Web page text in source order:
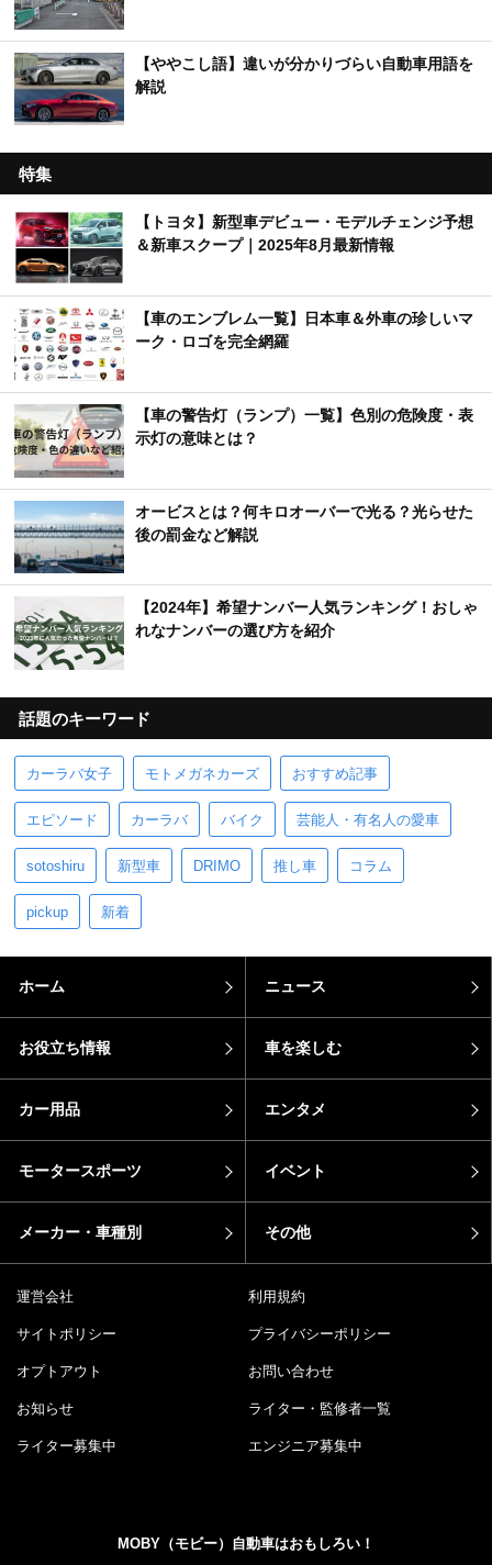
【ややこし語】違いが分かりづらい自動車用語を
解説
特集
【トヨタ】新型車デビュー・モデルチェンジ予想
＆新車スクープ｜2025年8月最新情報
【車のエンブレム一覧】日本車＆外車の珍しいマ
ーク・ロゴを完全網羅
【車の警告灯（ランプ）一覧】色別の危険度・表
示灯の意味とは？
オービスとは？何キロオーバーで光る？光らせた
後の罰金など解説
【2024年】希望ナンバー人気ランキング！おしゃ
れなナンバーの選び方を紹介
話題のキーワード
カーラバ女子 モトメガネカーズ おすすめ記事
エピソード カーラバ バイク 芸能人・有名人の愛車
sotoshiru 新型車 DRIMO 推し車 コラム
pickup 新着
ホーム ニュース
お役立ち情報 車を楽しむ
カー用品 エンタメ
モータースポーツ イベント
メーカー・車種別 その他
運営会社 利用規約
サイトポリシー プライバシーポリシー
オプトアウト お問い合わせ
お知らせ ライター・監修者一覧
ライター募集中 エンジニア募集中
MOBY（モビー）自動車はおもしろい！